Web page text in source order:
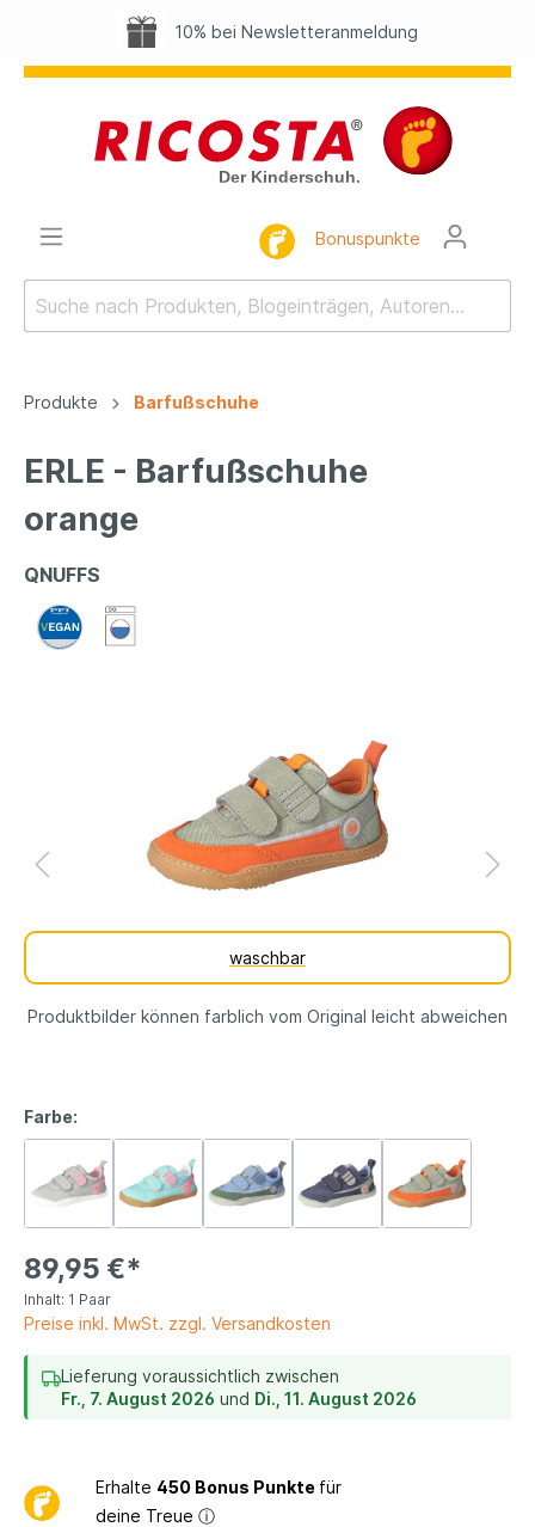
10% bei Newsletteranmeldung
Bonuspunkte
Produkte Barfußschuhe
ERLE - Barfußschuhe
orange
QNUFFS
waschbar
Produktbilder können farblich vom Original leicht abweichen
Farbe:
89,95 €*
Inhalt: 1 Paar
Preise inkl. MwSt. zzgl. Versandkosten
Lieferung voraussichtlich zwischen
Fr., 7. August 2026 und Di., 11. August 2026
Erhalte 450 Bonus Punkte für
deine Treue ⓘ